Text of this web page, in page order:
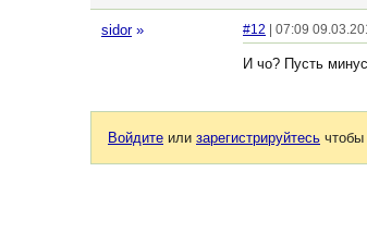
sidor » #12 | 07:09
И чо? Пусть
Войдите или зарегистрируйтесь чтобы